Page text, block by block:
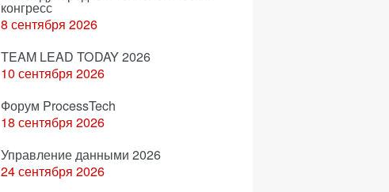
конгресс
8 сентября 2026
TEAM LEAD TODAY 2026
10 сентября 2026
Форум ProcessTech
18 сентября 2026
Управление данными 2026
24 сентября 2026